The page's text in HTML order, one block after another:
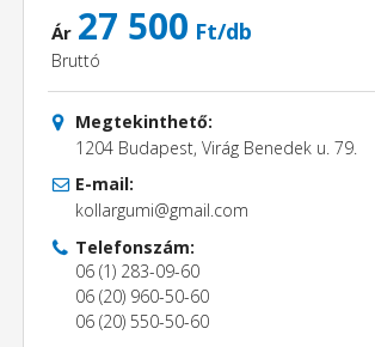
Ár 27 500 Ft/db
Bruttó
Megtekinthető:
1204 Budapest, Virág Benedek u. 79.
E-mail:
kollargumi@gmail.com
Telefonszám:
06 (1) 283-09-60
06 (20) 960-50-60
06 (20) 550-50-60